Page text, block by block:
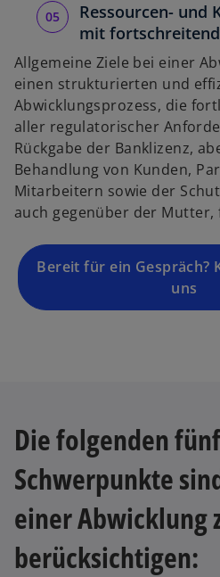
Ressourcen- und
mit
Allgemeine Ziele bei einer
einen strukturierten und
Abwicklungsprozess, die
aller regulatorischer
Rückgabe der Banklizenz,
Behandlung von Kunden,
Mitarbeitern sowie der
auch gegenüber der Mutter,
Bereit für ein Gespräch?
uns
Die folgenden
Schwerpunkte
einer Abwicklung
berücksichtigen: